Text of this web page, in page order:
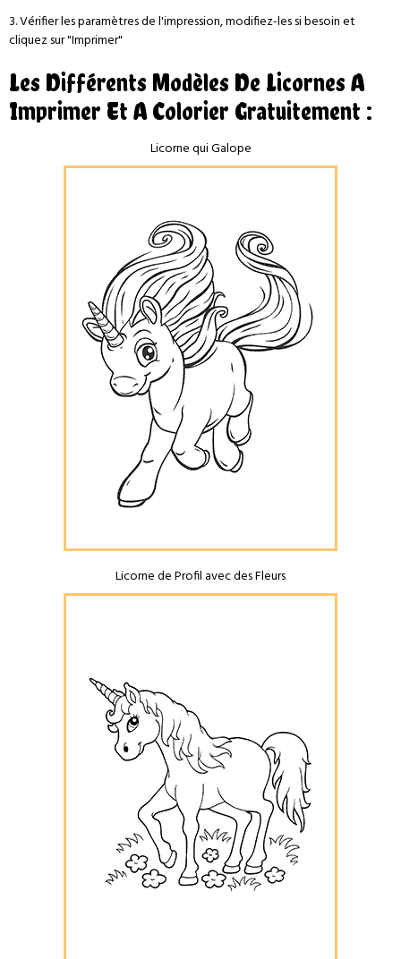
3. Vérifier les paramètres de l'impression, modifiez-les si besoin et
cliquez sur "Imprimer"
Les Différents Modèles De Licornes A
Imprimer Et A Colorier Gratuitement :
Licorne qui Galope
Licorne de Profil avec des Fleurs